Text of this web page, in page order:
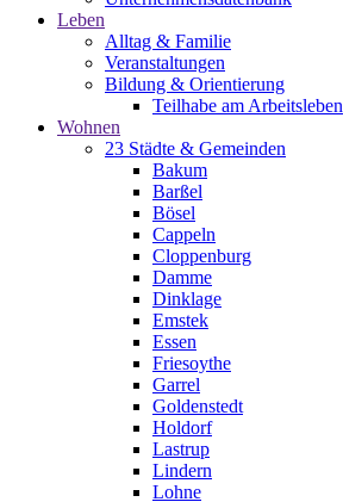
Leben
Alltag & Familie
Veranstaltungen
Bildung & Orientierung
Teilhabe am Arbeitsleben
Wohnen
23 Städte & Gemeinden
Bakum
Barßel
Bösel
Cappeln
Cloppenburg
Damme
Dinklage
Emstek
Essen
Friesoythe
Garrel
Goldenstedt
Holdorf
Lastrup
Lindern
Lohne